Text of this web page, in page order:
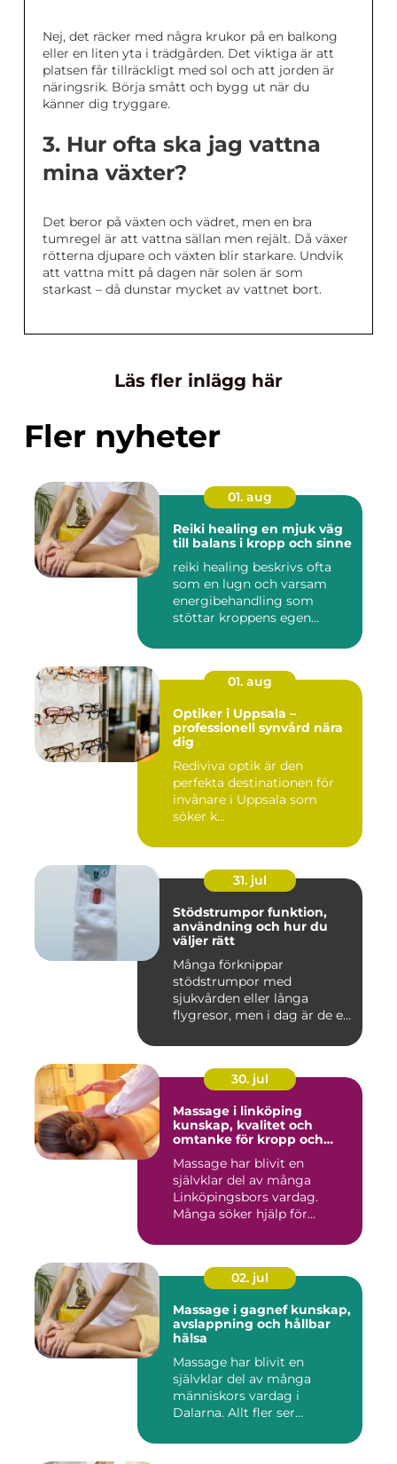
Nej, det räcker med några krukor på en balkong
eller en liten yta i trädgården. Det viktiga är att
platsen får tillräckligt med sol och att jorden är
näringsrik. Börja smått och bygg ut när du
känner dig tryggare.
3. Hur ofta ska jag vattna
mina växter?
Det beror på växten och vädret, men en bra
tumregel är att vattna sällan men rejält. Då växer
rötterna djupare och växten blir starkare. Undvik
att vattna mitt på dagen när solen är som
starkast – då dunstar mycket av vattnet bort.
Läs fler inlägg här
Fler nyheter
01. aug
Reiki healing en mjuk väg
till balans i kropp och sinne
reiki healing beskrivs ofta
som en lugn och varsam
energibehandling som
stöttar kroppens egen
01. aug
Optiker i Uppsala –
professionell synvård nära
dig
Rediviva optik är den
perfekta destinationen för
invånare i Uppsala som
söker k...
31. jul
Stödstrumpor funktion,
användning och hur du
väljer rätt
Många förknippar
stödstrumpor med
sjukvården eller långa
flygresor, men i dag är de ett
30. jul
Massage i linköping
kunskap, kvalitet och
omtanke för kropp och
Massage har blivit en
självklar del av många
Linköpingsbors vardag.
Många söker hjälp för
02. jul
Massage i gagnef kunskap,
avslappning och hållbar
hälsa
Massage har blivit en
självklar del av många
människors vardag i
Dalarna. Allt fler ser